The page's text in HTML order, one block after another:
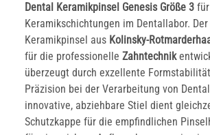
Dental Keramikpinsel Genesis Größe 3
Keramikschichtungen im Dentallabor.
Keramikpinsel aus Kolinsky-
für die professionelle Zahntechnik
überzeugt durch exzellente
Präzision bei der Verarbeitung von
innovative, abziehbare Stiel dient
Schutzkappe für die empfindlichen